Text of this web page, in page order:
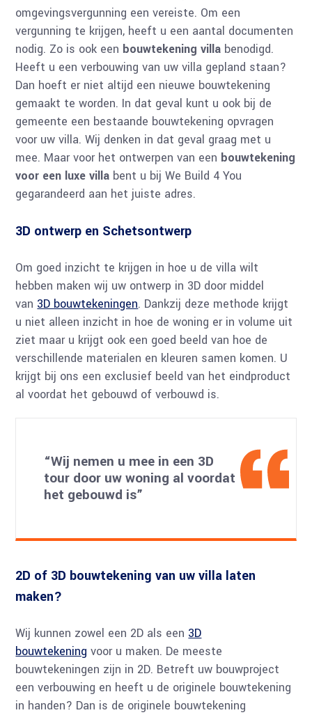
omgevingsvergunning een vereiste. Om een
vergunning te krijgen, heeft u een aantal documenten
nodig. Zo is ook een bouwtekening villa benodigd.
Heeft u een verbouwing van uw villa gepland staan?
Dan hoeft er niet altijd een nieuwe bouwtekening
gemaakt te worden. In dat geval kunt u ook bij de
gemeente een bestaande bouwtekening opvragen
voor uw villa. Wij denken in dat geval graag met u
mee. Maar voor het ontwerpen van een bouwtekening
voor een luxe villa bent u bij We Build 4 You
gegarandeerd aan het juiste adres.
3D ontwerp en Schetsontwerp
Om goed inzicht te krijgen in hoe u de villa wilt
hebben maken wij uw ontwerp in 3D door middel
van 3D bouwtekeningen. Dankzij deze methode krijgt
u niet alleen inzicht in hoe de woning er in volume uit
ziet maar u krijgt ook een goed beeld van hoe de
verschillende materialen en kleuren samen komen. U
krijgt bij ons een exclusief beeld van het eindproduct
al voordat het gebouwd of verbouwd is.
“Wij nemen u mee in een 3D
tour door uw woning al voordat
het gebouwd is”
2D of 3D bouwtekening van uw villa laten
maken?
Wij kunnen zowel een 2D als een 3D
bouwtekening voor u maken. De meeste
bouwtekeningen zijn in 2D. Betreft uw bouwproject
een verbouwing en heeft u de originele bouwtekening
in handen? Dan is de originele bouwtekening